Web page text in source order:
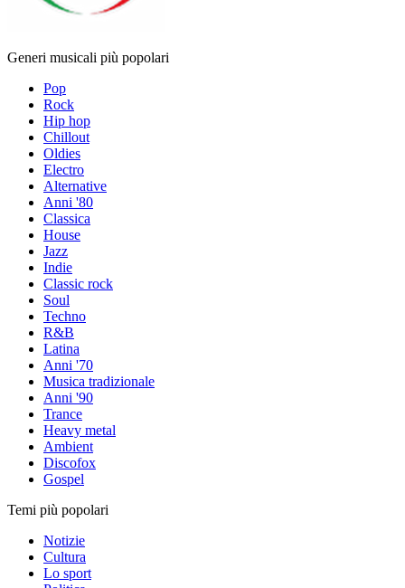
Generi musicali più popolari
Pop
Rock
Hip hop
Chillout
Oldies
Electro
Alternative
Anni '80
Classica
House
Jazz
Indie
Classic rock
Soul
Techno
R&B
Latina
Anni '70
Musica tradizionale
Anni '90
Trance
Heavy metal
Ambient
Discofox
Gospel
Temi più popolari
Notizie
Cultura
Lo sport